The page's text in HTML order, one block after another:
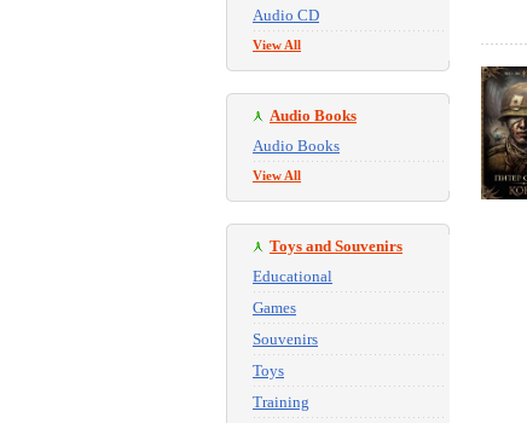
Audio CD
View All
Audio Books
Audio Books
View All
Toys and Souvenirs
Educational
Games
Souvenirs
Toys
Training